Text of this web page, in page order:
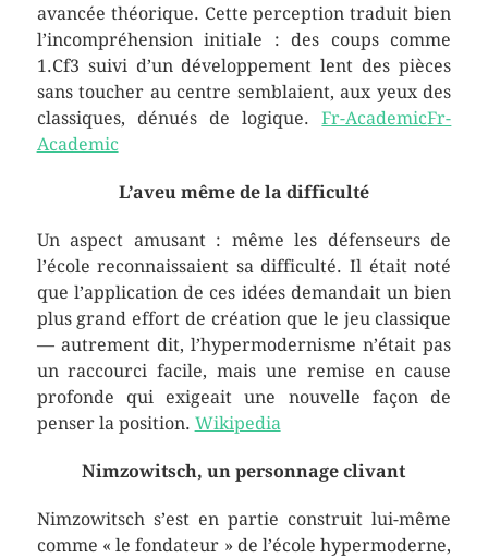
avancée théorique. Cette perception traduit bien
l’incompréhension initiale : des coups comme
1.Cf3 suivi d’un développement lent des pièces
sans toucher au centre semblaient, aux yeux des
classiques, dénués de logique.Fr-AcademicFr-
Academic
L’aveu même de la difficulté
Un aspect amusant : même les défenseurs de
l’école reconnaissaient sa difficulté. Il était noté
que l’application de ces idées demandait un bien
plus grand effort de création que le jeu classique
— autrement dit, l’hypermodernisme n’était pas
un raccourci facile, mais une remise en cause
profonde qui exigeait une nouvelle façon de
penser la position. Wikipedia
Nimzowitsch, un personnage clivant
Nimzowitsch s’est en partie construit lui-même
comme « le fondateur » de l’école hypermoderne,